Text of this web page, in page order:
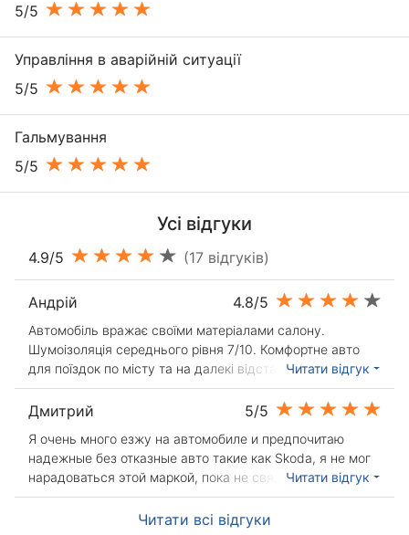
5/5
Управління в аварійній ситуації
5/5
Гальмування
5/5
Усі відгуки
4.9/5 (17 відгуків)
Андрій 4.8/5
Автомобіль вражає своїми матеріалами салону.
Шумоізоляція середнього рівня 7/10. Комфортне авто
для поїздок по місту та на далекі відстані. Коробка
працює як треба і коли треба перемикає передачі,
ніякого дискомфорту не відчуєте. Автомобіль
з'явилася пляма ржі на порозі знизу. Преміальна музика
грає дуже гарно. Єдиний мінус який знайшов це розхід
палива у місті 12-13 літрів при їзді у великих містах по
типу Київ, Одеса, при їзді у маленьких містечках грубо
кажучи 5х5 км буде 15-16 літрів. Забагато як для 150
Читати відгук
Дмитрий 5/5
Я очень много езжу на автомобиле и предпочитаю
надежные без отказные авто такие как Skoda, я не мог
нарадоваться этой маркой, пока не связался с Octavia
А7 1.8 TSI и АКПП DSG машина с СТО почти не уезжала,
и когда я продал Oktavia А7 отдохнул. И решил что
Читати відгук
Читати всі відгуки